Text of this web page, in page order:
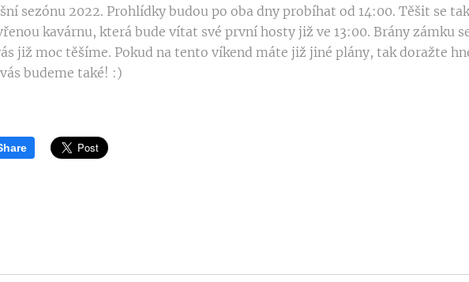
sezónu 2022. Prohlídky budou po oba dny probíhat od 14:00. Těšit se
kavárnu, která bude vítat své první hosty již ve 13:00. Brány zámku
již moc těšíme. Pokud na tento víkend máte již jiné plány, tak doražte
budeme také! :)